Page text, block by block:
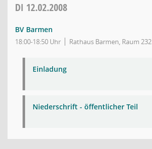
DI 12.02.2008
BV Barmen
18:00-18:50 Uhr Rathaus Barmen, Raum 232
Einladung
Niederschrift - öffentlicher Teil